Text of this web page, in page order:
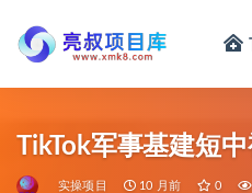
TikTok军事基建短
实操项目 10 月前 0